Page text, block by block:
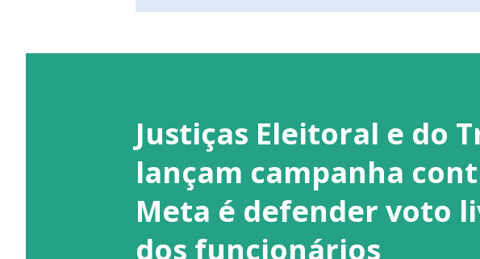
Justiças Eleitoral e do
lançam campanha
Meta é defender voto
dos funcionários